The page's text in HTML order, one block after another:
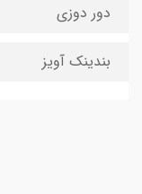
دور دوزی
بندینک آویز